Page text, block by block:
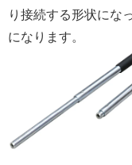
り接続する形状にな
になります。